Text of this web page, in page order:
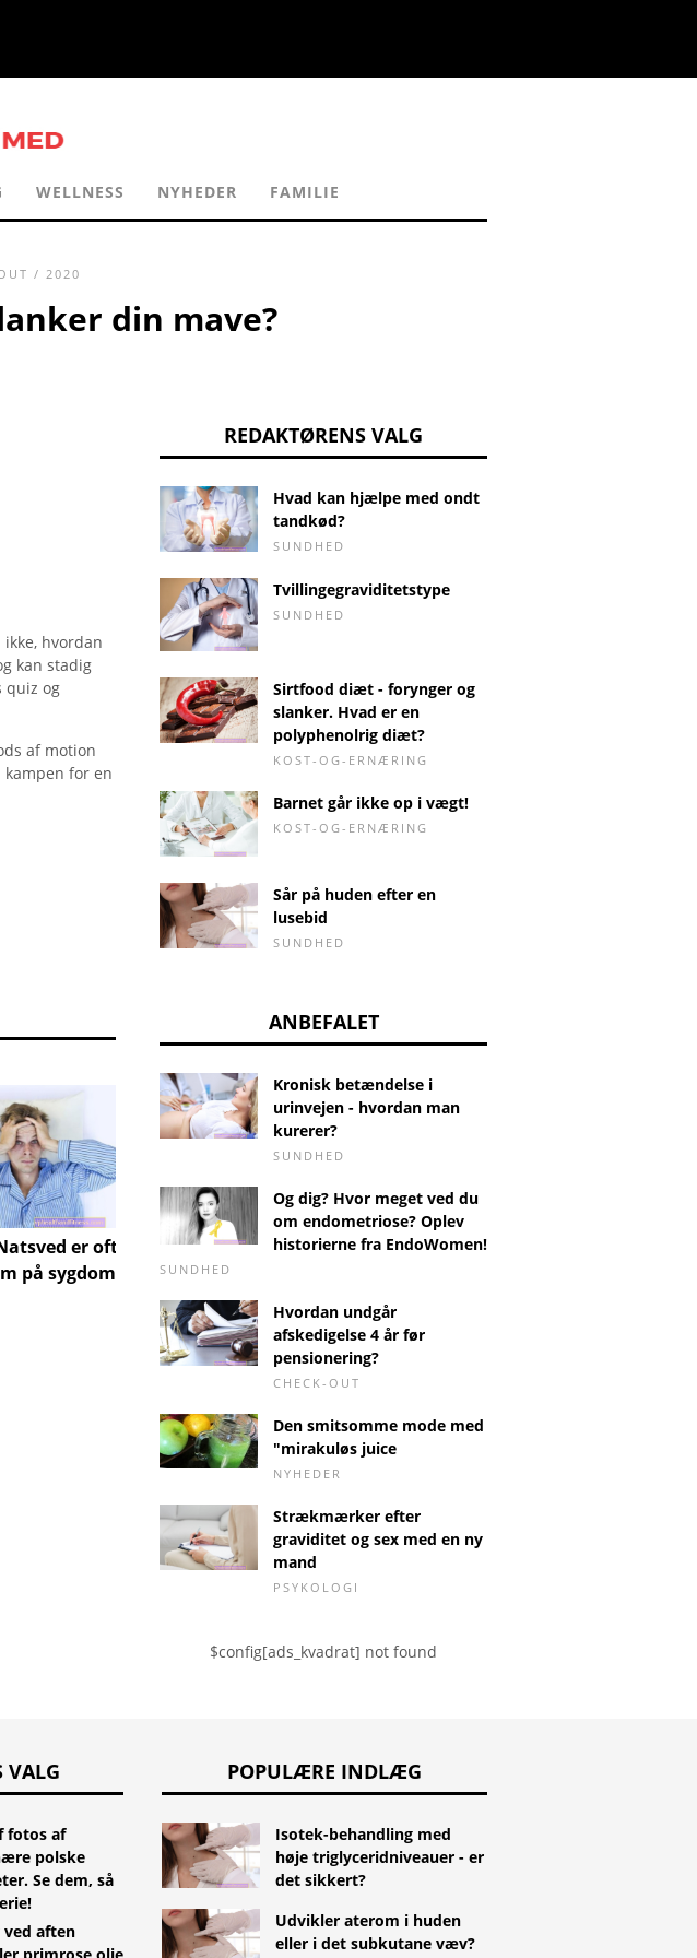
WELLNESS NYHEDER FAMILIE
/ 2020
din mave?
hvordan
kan stadig
quiz og
af motion
for en
er ofte
på sygdom
Elektrolytter -
elektrolytprøvning
(ionogram). Test
standarder og resultater
Holter - hvordan udføres
REDAKTØRENS VALG
Hvad kan hjælpe med ondt
tandkød?
SUNDHED
Tvillingegraviditetstype
SUNDHED
Sirtfood diæt - forynger og
slanker. Hvad er en
polyphenolrig diæt?
KOST-OG-ERNÆRING
Barnet går ikke op i vægt!
KOST-OG-ERNÆRING
Sår på huden efter en
lusebid
SUNDHED
ANBEFALET
Kronisk betændelse i
urinvejen - hvordan man
kurerer?
SUNDHED
Og dig? Hvor meget ved du
om endometriose? Oplev
historierne fra EndoWomen!
SUNDHED
Hvordan undgår
afskedigelse 4 år før
pensionering?
CHECK-OUT
Den smitsomme mode med
"mirakuløs juice
NYHEDER
Strækmærker efter
graviditet og sex med en ny
mand
PSYKOLOGI
$config[ads_kvadrat] not found
VALG
fotos af
polske
Se dem, så
ved aften
POPULÆRE INDLÆG
Isotek-behandling med
høje triglyceridniveauer - er
det sikkert?
Udvikler aterom i huden
eller i det subkutane væv?